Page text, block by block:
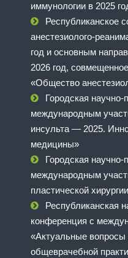
иммунологии в 2025
Республиканское
анестезиолого-
год и основным
2026 год,
«Общество
Городская научно-
международным
инсульта — 2025.
медицины»
Городская научно-
международным
пластической
Республиканская
конференция с
«Актуальные вопросы
общеврачебной